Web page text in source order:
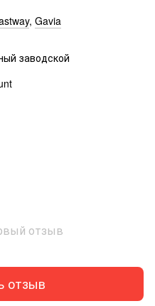
, Gavia
заводской
отзыв
отзыв